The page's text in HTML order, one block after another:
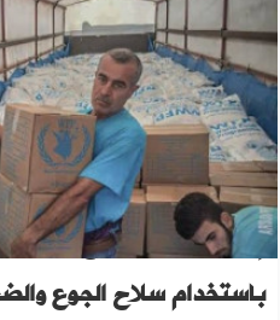
إخوان سوريا :: منع
باستخدام سلاح الجوع